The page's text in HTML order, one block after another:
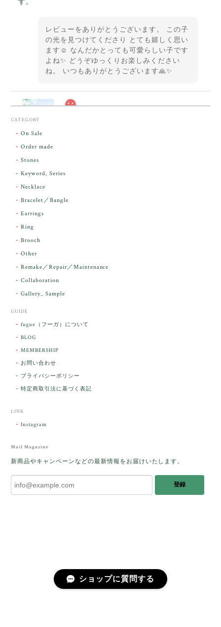
レビューをありがとうございます。 この子
の光を見つけてくださり とても嬉しく思い
ます☺️ なんだかとっても可愛らしい子です
よね✨ どうぞゆっくりお楽しみください
ね。 いつもありがとうございます🙏✨
ンダラで感動しました。素敵な箱と和紙で石を包んで
下さり、ありがとうございました。
レビューをありがとうございます。 実物を
こそ この度は誠にありがとうございまし
た人に幸せが訪れる」という言い伝えがあるケサラン
パサラン。とっても素敵です。メッセージでは色々記
憶違いもありましたが、またいつかお会いして楽しい
した。
をあたたかく迎え入れてくださり とても嬉
しく思います。 この石のふわりとした光を
ランパサラン」でした。これからはT様の
傍で そっと見守ってくれるのではないかな
2025/10/03
CATEGORY
On Sale
Order made
Stones
Keyword, Series
Necklace
Bracelet／Bangle
Earrings
Ring
Brooch
Other
Remake／Repair／Maintenance
Collaboration
Gallery_ Sample
GUIDE
fugue（フーガ）について
BLOG
MEMBERSHIP
お問い合わせ
プライバシーポリシー
特定商取引法に基づく表記
LINK
Instagram
Mail Magazine
新商品やキャンペーンなどの最新情報をお届けいたします。
登録
ショップに質問する